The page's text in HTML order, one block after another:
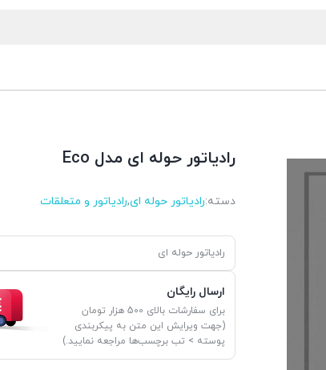
رادیاتور حوله ای مدل Eco
دسته:رادیاتور حوله ای,رادیاتور و متعلقات
رادیاتور حوله ای
ارسال رایگان
برای سفارشات بالای 500 هزار تومان
(جهت ویرایش این متن به پیکربندی
پوسته > تب برچسب‌ها مراجعه نمایید.)